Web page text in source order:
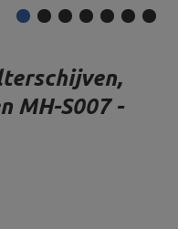
MH-S007 -